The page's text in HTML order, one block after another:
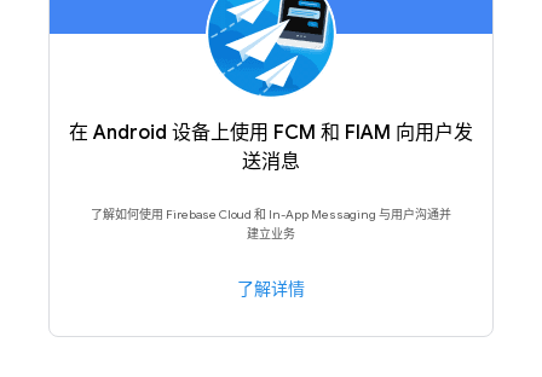
在 Android 设备上使用 FCM 和 FIAM 向用户发
送消息
了解如何使用 Firebase Cloud 和 In-App Messaging 与用户沟通并
建立业务
了解详情